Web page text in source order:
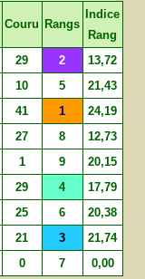
Couru Rangs
Indice
Rang
29 2 13,72
10 5 21,43
41 1 24,19
27 8 12,73
1 9 20,15
29 4 17,79
25 6 20,38
21 3 21,74
0 7 0,00